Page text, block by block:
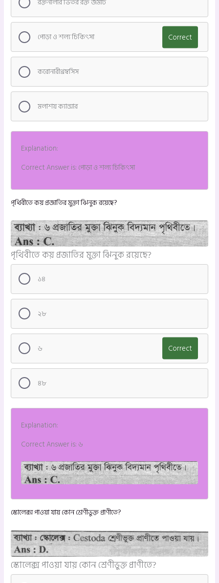
পোড়া ও শল্য চিকিৎসা Correct
করোনারীথ্রম্বসিস
মলাশয় ক্যান্সার
Explanation:
Correct Answer is: পোড়া ও শল্য চিকিৎসা
পৃথিবীতে কয় প্রজাতির মুক্তা ঝিনুক রয়েছে?
পৃথিবীতে কয় প্রজাতির মুক্তা ঝিনুক রয়েছে?
১৪
২৮
৬ Correct
৪৮
Explanation:
Correct Answer is: ৬
স্কোলেক্স পাওয়া যায় কোন শ্রেণীভুক্ত প্রাণীতে?
স্কোলেক্স পাওয়া যায় কোন শ্রেণীভুক্ত প্রাণীতে?